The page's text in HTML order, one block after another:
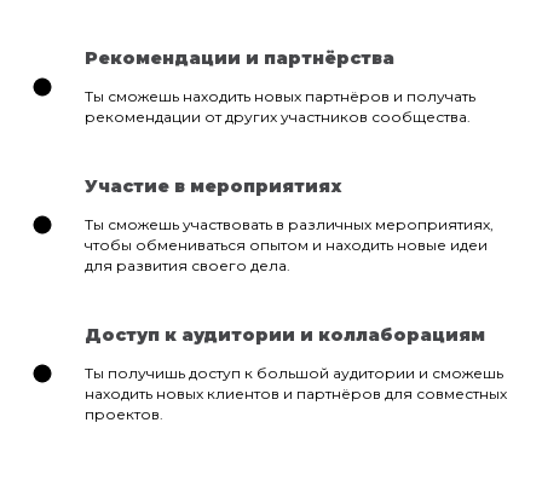
Рекомендации и партнёрства
Ты сможешь находить новых партнёров и получать
рекомендации от других участников сообщества.
Участие в мероприятиях
Ты сможешь участвовать в различных мероприятиях,
чтобы обмениваться опытом и находить новые идеи
для развития своего дела.
Доступ к аудитории и коллаборациям
Ты получишь доступ к большой аудитории и сможешь
находить новых клиентов и партнёров для совместных
проектов.